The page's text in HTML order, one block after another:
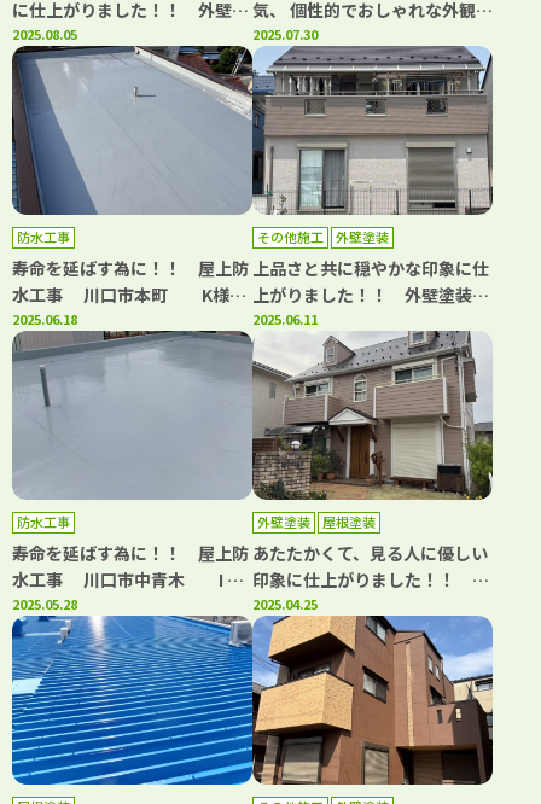
に仕上がりました！！ 外壁塗
装工事・屋根塗装工事 川口
市柳崎 M様邸 ｜埼玉県川口
市、蕨市の外壁塗装・屋根塗装
専門店カワグチペイント 口コ
ミ評判No,1！
2025.08.05
気、 個性的でおしゃれな外観に
仕上がりました！！ 外壁塗装
工事・屋根塗装工事 蕨市南
町 K様邸 ｜埼玉県川口市、
蕨市の外壁塗装・屋根塗装専門
店カワグチペイント 口コミ評
判No,1！
2025.07.30
防水工事
寿命を延ばす為に！！ 屋上防
水工事 川口市本町 K様邸
｜埼玉県川口市、蕨市の外壁塗
装・屋根塗装専門店カワグチペ
イント 口コミ評判No,1！
2025.06.18
その他施工 外壁塗装
上品さと共に穏やかな印象に仕
上がりました！！ 外壁塗装工
事・屋根葺き替え工事 川口
市江戸 K様邸 ｜埼玉県川口
市、蕨市の外壁塗装・屋根塗装
専門店カワグチペイント 口コ
ミ評判No,1！
2025.06.11
防水工事
寿命を延ばす為に！！ 屋上防
水工事 川口市中青木 I 様
邸｜埼玉県川口市、蕨市の外壁
塗装・屋根塗装専門店カワグチ
ペイント 口コミ評判No,1！
2025.05.28
外壁塗装 屋根塗装
あたたかくて、見る人に優しい
印象に仕上がりました！！ 外
壁塗装工事・屋根塗装工事
川越市大袋新田 K様邸 ｜埼
玉県川口市、蕨市の外壁塗装・
屋根塗装専門店カワグチペイン
ト 口コミ評判No,1！
2025.04.25